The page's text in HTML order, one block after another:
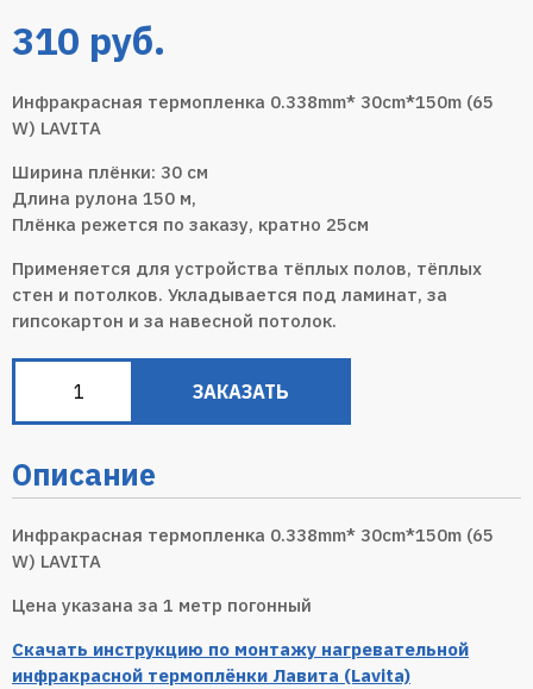
310 руб.
Инфракрасная термопленка 0.338mm* 30cm*150m (65
W) LAVITA
Ширина плёнки: 30 см
Длина рулона 150 м,
Плёнка режется по заказу, кратно 25см
Применяется для устройства тёплых полов, тёплых
стен и потолков. Укладывается под ламинат, за
гипсокартон и за навесной потолок.
ЗАКАЗАТЬ
Описание
Инфракрасная термопленка 0.338mm* 30cm*150m (65
W) LAVITA
Цена указана за 1 метр погонный
Скачать инструкцию по монтажу нагревательной
инфракрасной термоплёнки Лавита (Lavita)